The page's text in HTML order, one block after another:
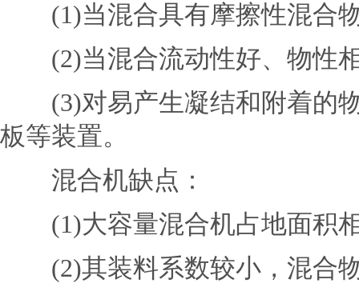
(1)当混合具有摩擦性混合
(2)当混合流动性好、物性相
(3)对易产生凝结和附着的物
板等装置。
混合机缺点：
(1)大容量混合机占地面积相
(2)其装料系数较小，混合物